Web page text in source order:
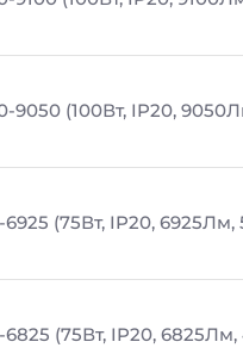
9050 (100Вт, IP20,
(75Вт, IP20, 6925Лм,
(75Вт, IP20, 6825Лм,